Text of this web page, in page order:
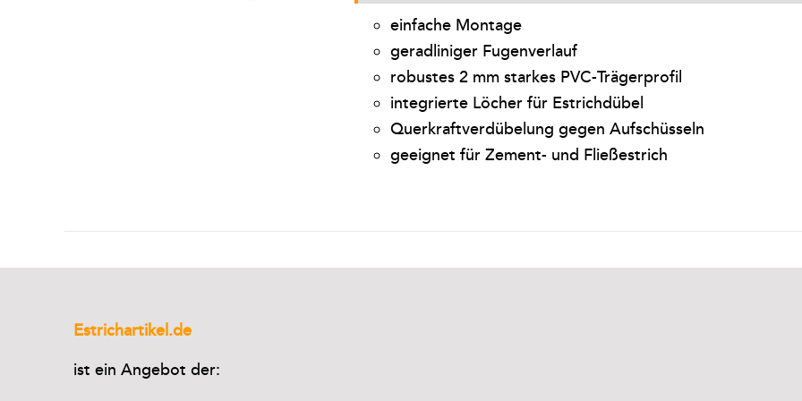
einfache Montage
geradliniger Fugenverlauf
robustes 2 mm starkes PVC-Trägerprofil
integrierte Löcher für Estrichdübel
Querkraftverdübelung gegen Aufschüsseln
geeignet für Zement- und Fließestrich
Estrichartikel.de
ist ein Angebot der: